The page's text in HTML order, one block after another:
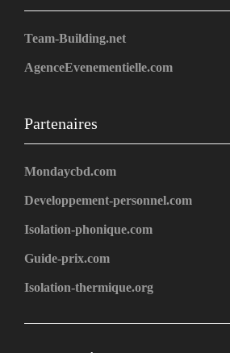
Team-Building.net
AgenceEvenementielle.com
Partenaires
Mondaycbd.com
Developpement-personnel.com
Isolation-phonique.com
Guide-prix.com
Isolation-thermique.org